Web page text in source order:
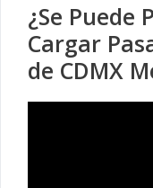
¿Se Puede
Cargar
de CDMX